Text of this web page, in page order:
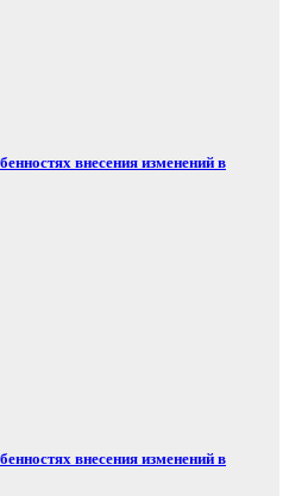
внесения изменений в
внесения изменений в